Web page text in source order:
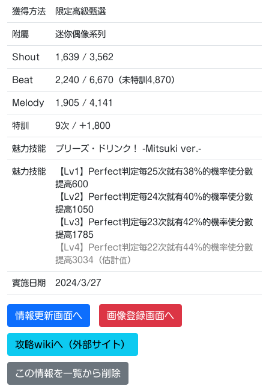
獲得方法 限定高級甄選
附屬 迷你偶像系列
Shout 1,639 / 3,562
Beat 2,240 / 6,670（未特訓4,870）
Melody 1,905 / 4,141
特訓 9次 / +1,800
魅力技能 プリーズ・ドリンク！ -Mitsuki ver.-
魅力技能
【Lv1】Perfect判定每25次就有38%的機率使分數
提高600
【Lv2】Perfect判定每24次就有40%的機率使分數
提高1050
【Lv3】Perfect判定每23次就有42%的機率使分數
提高1785
【Lv4】
Perfect判定每22次就有44%的機率使分數
提高3034（估計值）
實施日期 2024/3/27
情報更新画面へ 画像登録画面へ
攻略wikiへ（外部サイト）
この情報を一覧から削除